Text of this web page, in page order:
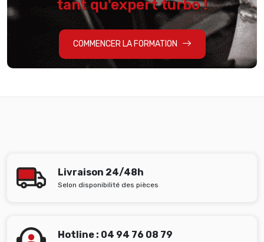
tant qu'expert turbo !
COMMENCER LA FORMATION
Livraison 24/48h
Selon disponibilité des pièces
Hotline : 04 94 76 08 79